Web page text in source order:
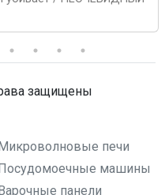
защищены
печи
машины
панели